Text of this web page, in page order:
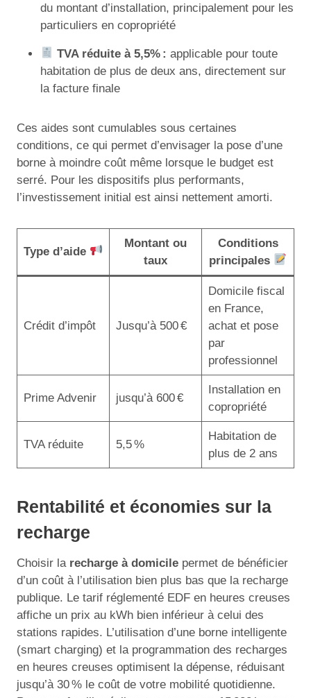
du montant d’installation, principalement pour les
particuliers en copropriété
TVA réduite à 5,5% : applicable pour toute
habitation de plus de deux ans, directement sur
la facture finale
Ces aides sont cumulables sous certaines
conditions, ce qui permet d’envisager la pose d’une
borne à moindre coût même lorsque le budget est
serré. Pour les dispositifs plus performants,
l’investissement initial est ainsi nettement amorti.
Type d’aide
Montant ou
taux
Conditions
principales
Crédit d’impôt Jusqu’à 500 €
Domicile fiscal
en France,
achat et pose
par
professionnel
Prime Advenir jusqu’à 600 €
Installation en
copropriété
TVA réduite 5,5 %
Habitation de
plus de 2 ans
Rentabilité et économies sur la
recharge
Choisir la recharge à domicile permet de bénéficier
d’un coût à l’utilisation bien plus bas que la recharge
publique. Le tarif réglementé EDF en heures creuses
affiche un prix au kWh bien inférieur à celui des
stations rapides. L’utilisation d’une borne intelligente
(smart charging) et la programmation des recharges
en heures creuses optimisent la dépense, réduisant
jusqu’à 30 % le coût de votre mobilité quotidienne.